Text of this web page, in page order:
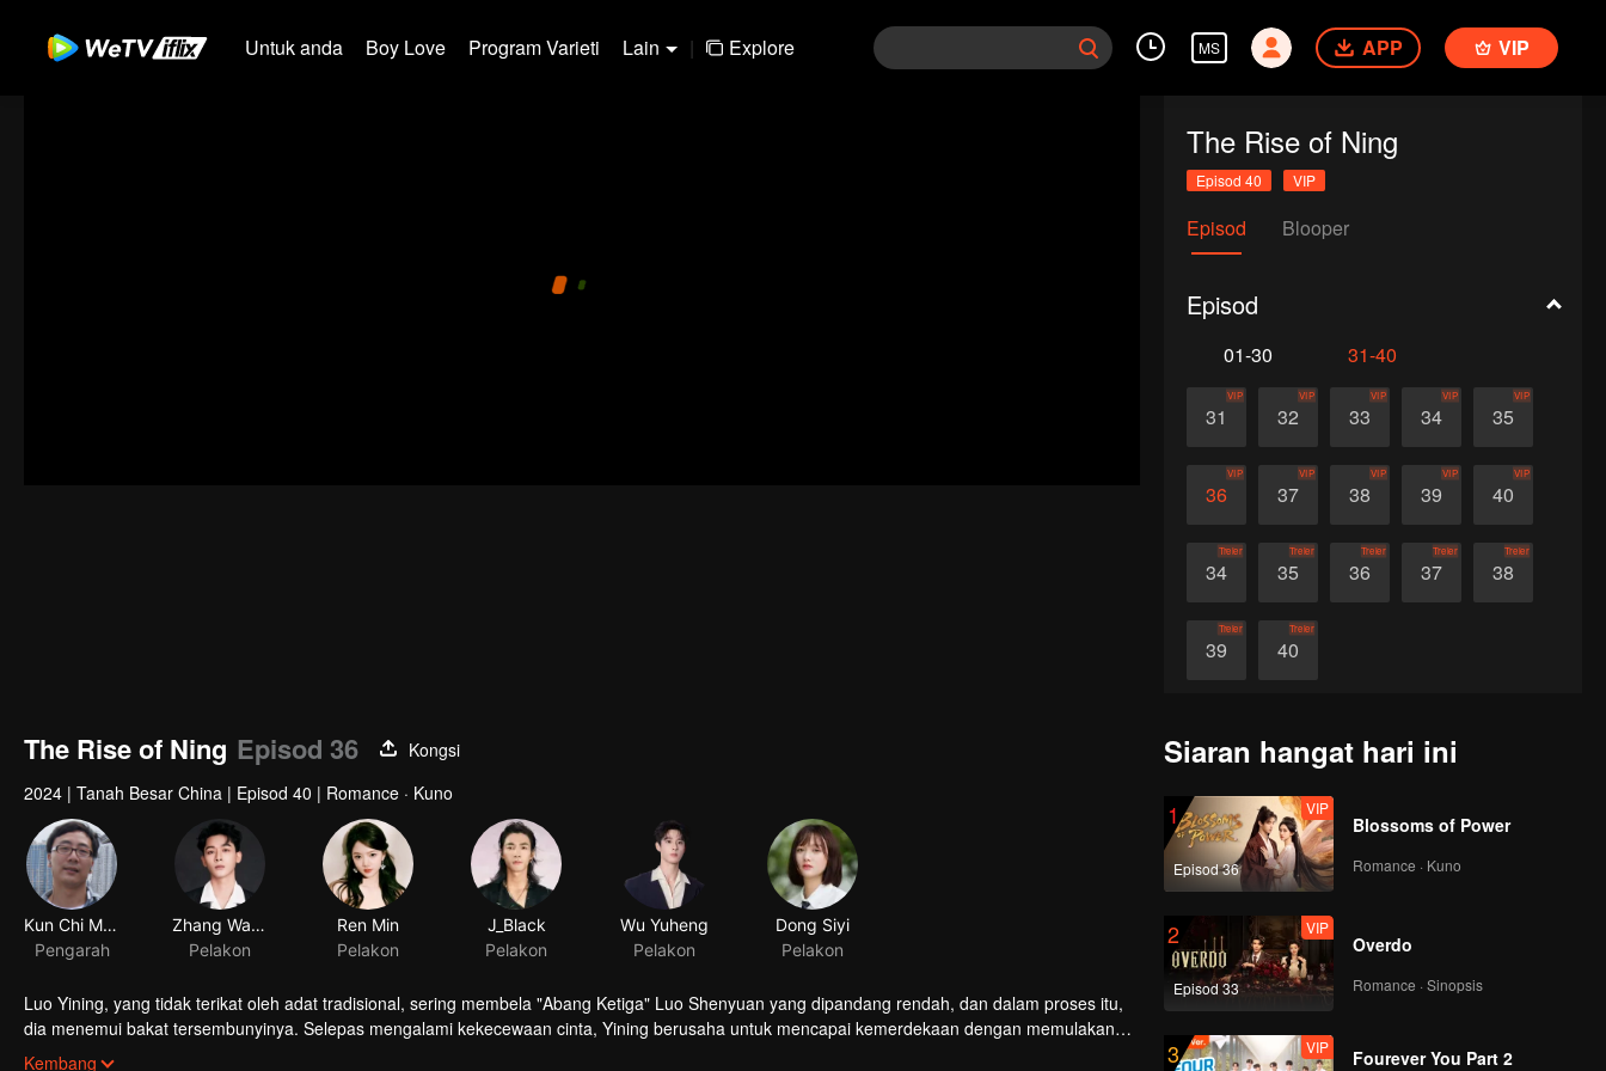
Untuk anda Boy Love Program Varieti Lain | Explore MS APP VIP
The Rise of Ning
Episod 40 VIP
Episod Blooper
Episod
01-30 31-40
31
VIP
32
VIP
33
VIP
34
VIP
35
VIP
36
VIP
37
VIP
38
VIP
39
VIP
40
VIP
34
Treler
35
Treler
36
Treler
37
Treler
38
Treler
39
Treler
40
Treler
The Rise of Ning Episod 36
Kongsi
2024 | Tanah Besar China | Episod 40 | Romance · Kuno
Kun Chi Mak
Pengarah
Zhang Wanyi
Pelakon
Ren Min
Pelakon
J_Black
Pelakon
Wu Yuheng
Pelakon
Dong Siyi
Pelakon
Luo Yining, yang tidak terikat oleh adat tradisional, sering membela "Abang Ketiga" Luo Shenyuan yang dipandang rendah, dan dalam proses itu,
dia menemui bakat tersembunyinya. Selepas mengalami kekecewaan cinta, Yining berusaha untuk mencapai kemerdekaan dengan memulakan
perniagaan. Luo Shenyuan, yang difitnah, mencari kebenaran tentang kematian mentornya. Bersyukur dengan sokongan Yining, dia membantu
Dengan bantuan Shenyuan, Yining menghukum pembunuh ibunya dan menguruskan perniagaannya dengan baik. Didorong oleh Yining,
Kembang
Siaran hangat hari ini
1
Episod 36
VIP
Blossoms of Power
Romance · Kuno
2
Episod 33
VIP
Overdo
Romance · Sinopsis
3 VIP
Fourever You Part 2